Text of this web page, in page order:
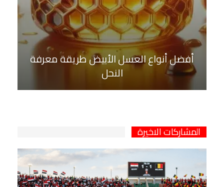
أفضل أنواع العسل الأبيض طريقة معرفة
النحل
المشاركات الاخيرة